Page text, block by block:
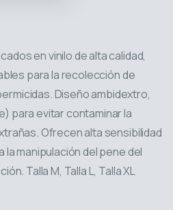
en vinilo de alta calidad,
para la recolección de
Diseño ambidextro,
para evitar contaminar la
Ofrecen alta sensibilidad
manipulación del pene del
Talla M, Talla L, Talla XL